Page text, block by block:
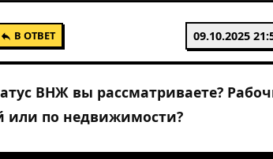
В ОТВЕТ 09.10.2025
ВНЖ вы рассматриваете?
или по недвижимости?